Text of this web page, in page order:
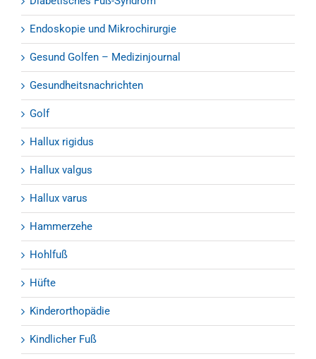
Endoskopie und Mikrochirurgie
Gesund Golfen – Medizinjournal
Gesundheitsnachrichten
Golf
Hallux rigidus
Hallux valgus
Hallux varus
Hammerzehe
Hohlfuß
Hüfte
Kinderorthopädie
Kindlicher Fuß